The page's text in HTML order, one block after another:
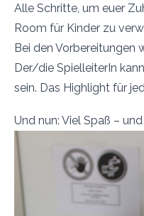
Alle Schritte, um euer
Room für Kinder zu
Bei den Vorbereitungen
Der/die SpielleiterIn
sein. Das Highlight für
Und nun: Viel Spaß –